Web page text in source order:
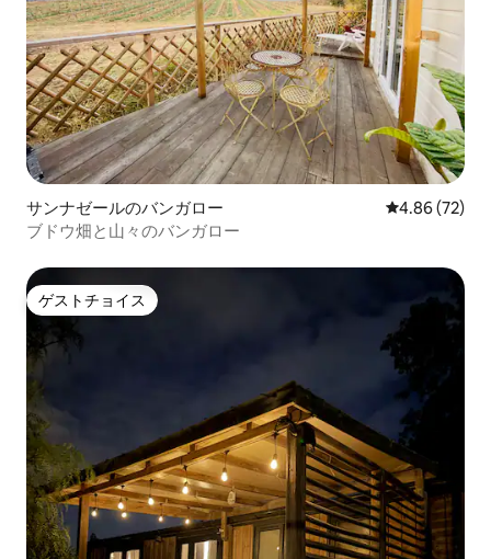
サンナゼールのバンガロー レビュー72
4.86 (72)
ブドウ畑と山々のバンガロー
ゲストチョイス
ゲストチョイス